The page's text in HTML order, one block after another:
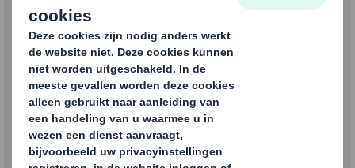
Wouter van Tol